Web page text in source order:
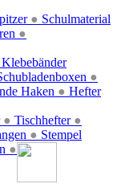
● Schulmaterial
●
●
Klebebänder
Haken ● Hefter
● Tischhefter ●
● Stempel
●